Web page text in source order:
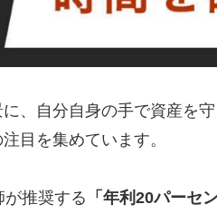
、自分自身の手で資産を
目を集めています。
推奨する 「年利20パーセン